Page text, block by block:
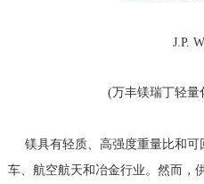
J.P.
(万丰镁瑞丁轻量
镁具有轻质、高强度重量比和
车、航空航天和冶金行业。然而，